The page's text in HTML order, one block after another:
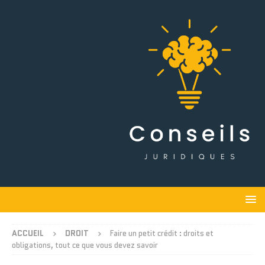
ACCUEIL DROIT
Faire un petit crédit : droits et
obligations, tout ce que vous devez savoir